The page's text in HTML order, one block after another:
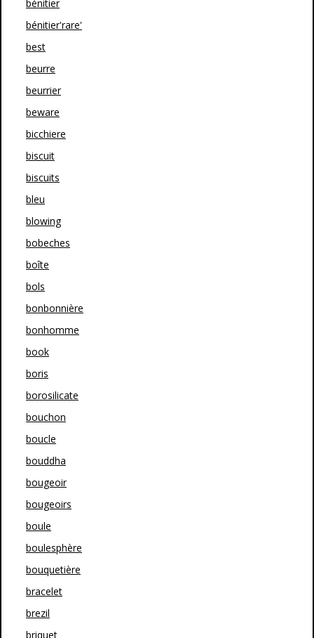
bénitier
bénitier'rare'
best
beurre
beurrier
beware
bicchiere
biscuit
biscuits
bleu
blowing
bobeches
boîte
bols
bonbonnière
bonhomme
book
boris
borosilicate
bouchon
boucle
bouddha
bougeoir
bougeoirs
boule
boulesphère
bouquetière
bracelet
brezil
briquet